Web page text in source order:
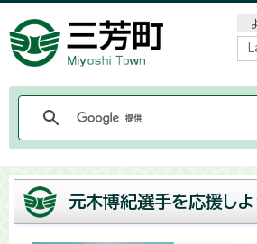
元木博紀選手を応援しよ